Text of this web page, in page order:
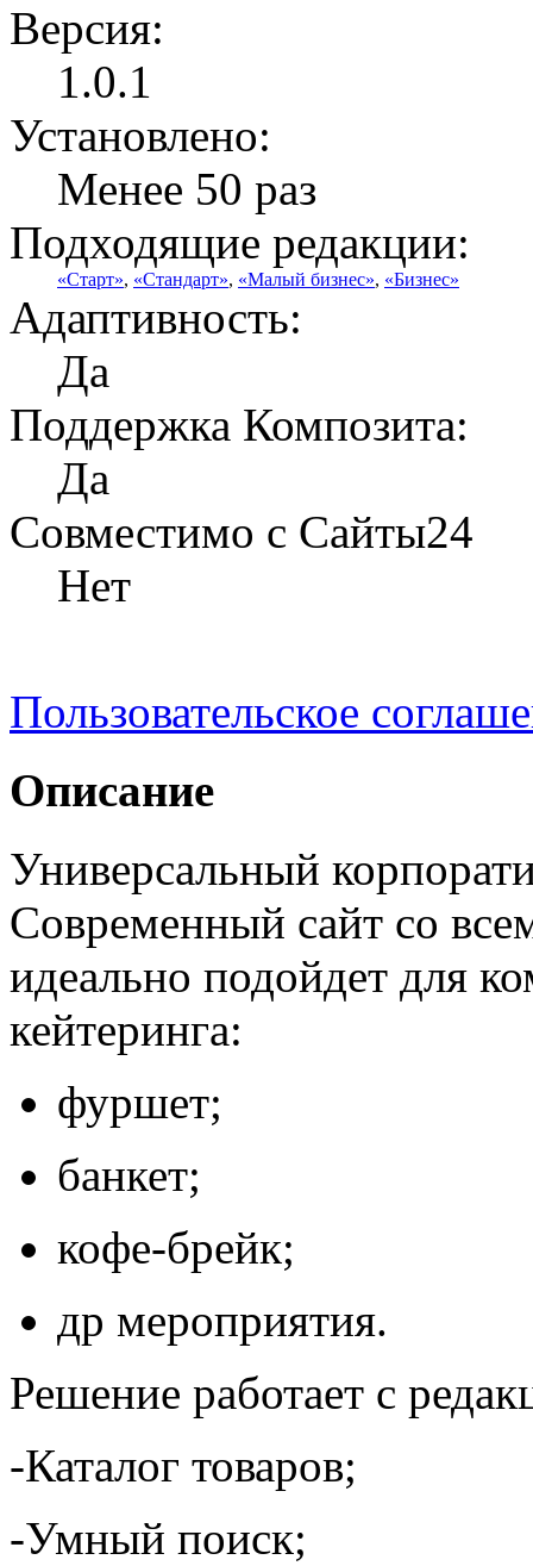
Версия:
1.0.1
Установлено:
Менее 50 раз
Подходящие редакции:
«Старт», «Стандарт», «Малый бизнес», «Бизнес»
Адаптивность:
Да
Поддержка Композита:
Да
Совместимо с Сайты24
Нет
Пользовательское
Описание
Универсальный
Современный сайт со
идеально подойдет для
кейтеринга:
фуршет;
банкет;
кофе-брейк;
др мероприятия.
Решение работает с
-Каталог товаров;
-Умный поиск;